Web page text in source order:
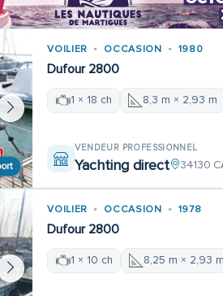
VOILIER OCCASION 1980
Dufour 2800
1 × 18 ch 8,3 m × 2,93 m
VENDEUR PROFESSIONNEL
Yachting direct 34130
VOILIER OCCASION 1978
Dufour 2800
1 × 10 ch 8,25 m × 2,93 m